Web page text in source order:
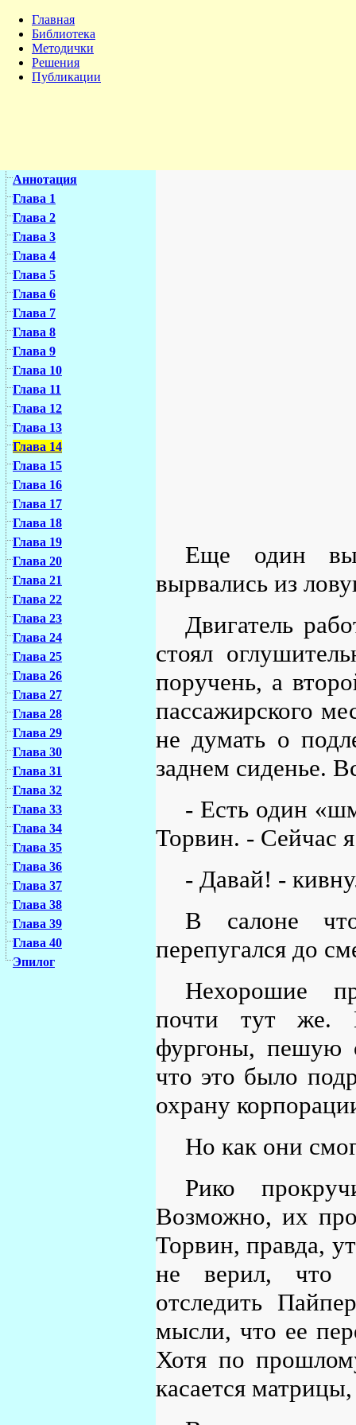
Главная
Библиотека
Методички
Решения
Публикации
Аннотация
Глава 1
Глава 2
Глава 3
Глава 4
Глава 5
Глава 6
Глава 7
Глава 8
Глава 9
Глава 10
Глава 11
Глава 12
Глава 13
Глава 14
Глава 15
Глава 16
Глава 17
Глава 18
Глава 19
Глава 20
Глава 21
Глава 22
Глава 23
Глава 24
Глава 25
Глава 26
Глава 27
Глава 28
Глава 29
Глава 30
Глава 31
Глава 32
Глава 33
Глава 34
Глава 35
Глава 36
Глава 37
Глава 38
Глава 39
Глава 40
Эпилог
Еще один
вырвались из
Двигатель
стоял
поручень, а
пассажирского
не думать о
заднем сиденье.
- Есть один
Торвин. - Сейчас
- Давай! -
В салоне
перепугался до
Нехорошие
почти тут же.
фургоны, пешую
что это было
охрану
Но как они
Рико
Возможно, их
Торвин, правда,
не верил, что
отследить
мысли, что ее
Хотя по
касается